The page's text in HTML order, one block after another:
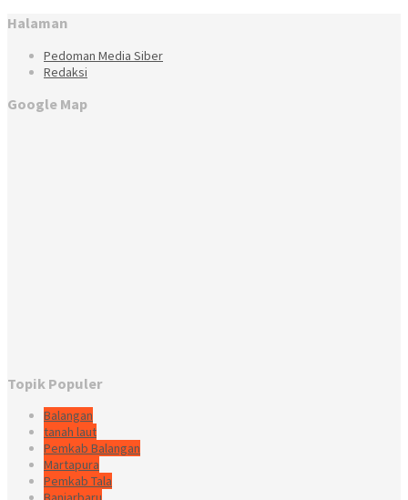
Halaman
Pedoman Media Siber
Redaksi
Google Map
Topik Populer
Balangan
tanah laut
Pemkab Balangan
Martapura
Pemkab Tala